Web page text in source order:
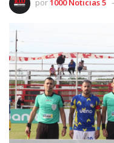
por1000 Noticias 5